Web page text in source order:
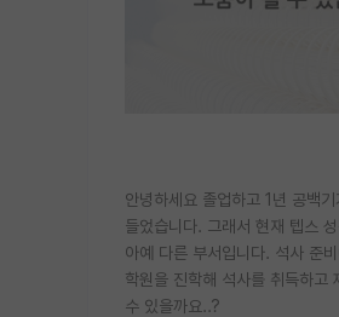
안녕하세요 졸업하고 1년 공백
들었습니다. 그래서 현재 텝스
아예 다른 부서입니다. 석사 준
학원을 진학해 석사를 취득하고
수 있을까요..?